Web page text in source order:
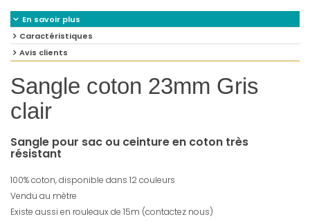
En savoir plus
Caractéristiques
Avis clients
Sangle coton 23mm Gris
clair
Sangle pour sac ou ceinture en coton très
résistant
100% coton, disponible dans 12 couleurs
Vendu au mètre
Existe aussi en rouleaux de 15m (contactez nous)